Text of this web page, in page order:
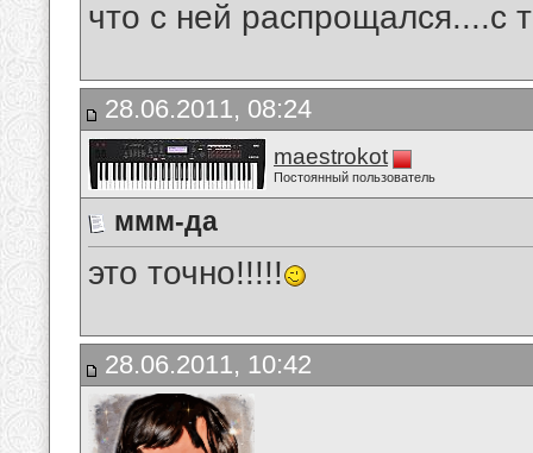
что с ней распрощался....с
28.06.2011, 08:24
maestrokot
Постоянный пользователь
ммм-да
это точно!!!!!
28.06.2011, 10:42